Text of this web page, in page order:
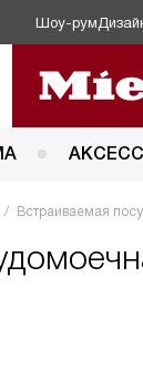
Шоу-рум
Встраиваемая